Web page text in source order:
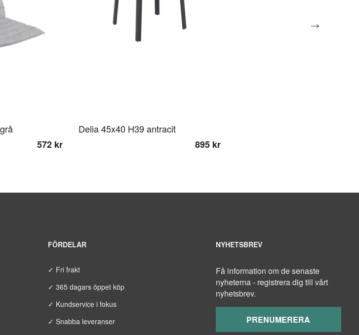
572 kr
Delia 45x40 H39 antracit
895 kr
FÖRDELAR
✓ Fri frakt
✓ 365 dagars öppet köp
✓ Kundservice i fokus
✓ Snabba leveranser
NYHETSBREV
Få information om de senaste
nyheterna - registrera dig till vårt
nyhetsbrev.
PRENUMERERA